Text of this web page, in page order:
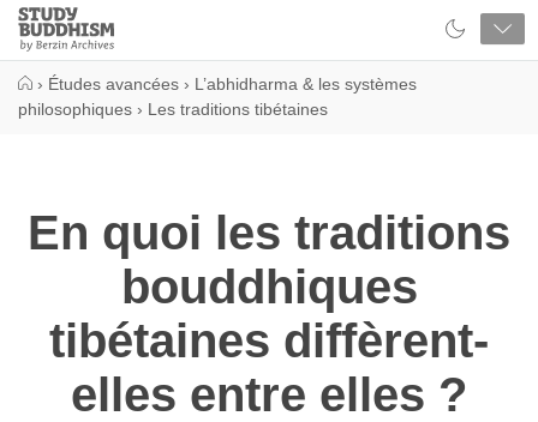
Close
Study
Buddhism
Home
› Études avancées › L’abhidharma & les systèmes
philosophiques › Les traditions tibétaines
En quoi les traditions
bouddhiques
tibétaines diffèrent-
elles entre elles ?